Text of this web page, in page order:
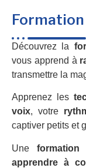
Formation
Découvrez la
vous apprend à
transmettre la
Apprenez les
voix, votre
captiver petits et
Une
apprendre à